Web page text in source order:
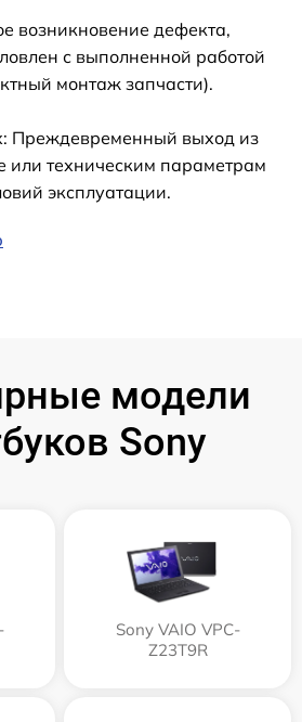
возникновение дефекта,
с выполненной работой
монтаж запчасти).
Преждевременный выход из
или техническим параметрам
эксплуатации.
модели
Sony
Sony VAIO VPC-
Z23T9R